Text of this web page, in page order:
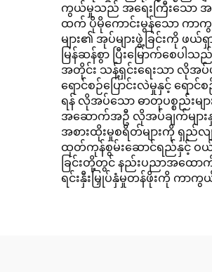
ကွယ်မှုသည် အရေးကြီးသော အကျို
ထက် ပိုမိုကောင်းမွန်သော ကာကွယ်
များ၏ အုပ်များဖွဲ့ခြင်းကို
မြန်ဆန်စွာ ပြီးမြောက်စေပ
အတိုင်း သန့်ရှင်းရေးသာ လိုအ
ရောင်စဉ်ပြောင်းလဲမှုနှင့် ရော
ရန် လိုအပ်သော ဓာတုပစ္စည်းမ
အဆောက်အဦ လိုအပ်ချက်များနှ
အစားထိုးမှုစရိတ်များကို ရှ
ထုတ်ကုန်စွမ်းဆောင်ရည်နှင့် ဝယ်ယူ
ခြင်းတို့တွင် နည်းပညာအထေ
ရင်းနှီးမြှုပ်နှံမှုတန်ဖိုးကို ကာကွ